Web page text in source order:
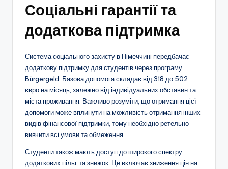
Соціальні гарантії та
додаткова підтримка
Система соціального захисту в Німеччині передбачає
додаткову підтримку для студентів через програму
Bürgergeld. Базова допомога складає від 318 до 502
євро на місяць, залежно від індивідуальних обставин та
міста проживання. Важливо розуміти, що отримання цієї
допомоги може вплинути на можливість отримання інших
видів фінансової підтримки, тому необхідно ретельно
вивчити всі умови та обмеження.
Студенти також мають доступ до широкого спектру
додаткових пільг та знижок. Це включає зниження цін на